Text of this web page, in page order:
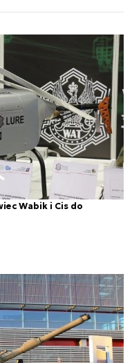
w
gdzie
i komentuje
kosmicznym i
Wabik i Cis do